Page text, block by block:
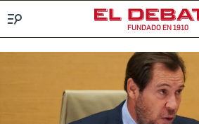
FUNDADO EN 1910